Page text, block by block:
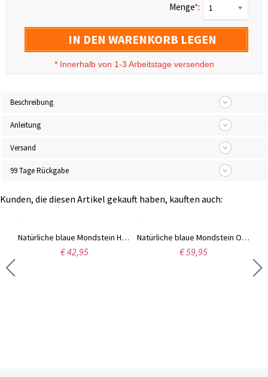
Menge*: 1
IN DEN WARENKORB LEGEN
* Innerhalb von 1-3 Arbeitstage versenden
Beschreibung
Anleitung
Versand
99 Tage Rückgabe
Kunden, die diesen Artikel gekauft haben, kauften auch:
Natürliche blaue Mondstein Halskette 18 Karat vergoldetes Silber
€ 42,95
Natürliche blaue Mondstein Ohrringe in Gold
€ 59,95